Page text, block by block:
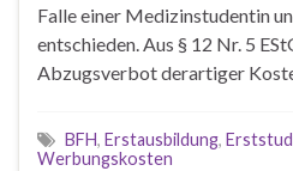
Falle einer Medizinstudentin
entschieden. Aus § 12 Nr. 5
Abzugsverbot derartiger
BFH, Erstausbildung,
Werbungskosten